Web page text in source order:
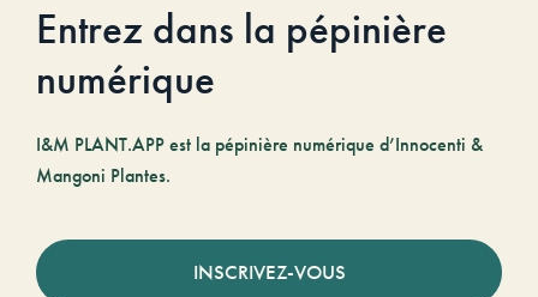
Entrez dans la pépinière
numérique
I&M PLANT.APP est la pépinière numérique d’Innocenti &
Mangoni Plantes.
INSCRIVEZ-VOUS